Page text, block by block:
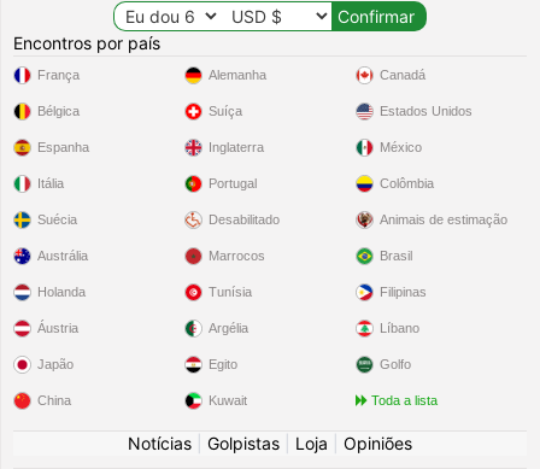
Encontros por país
França
Bélgica
Espanha
Itália
Suécia
Alemanha
Suíça
Inglaterra
Portugal
Desabilitado
Canadá
Estados Unidos
México
Colômbia
Animais de estimação
Austrália
Holanda
Áustria
Japão
China
Marrocos
Tunísia
Argélia
Egito
Kuwait
Brasil
Filipinas
Líbano
Golfo
Toda a lista
Notícias Golpistas Loja
Opiniões